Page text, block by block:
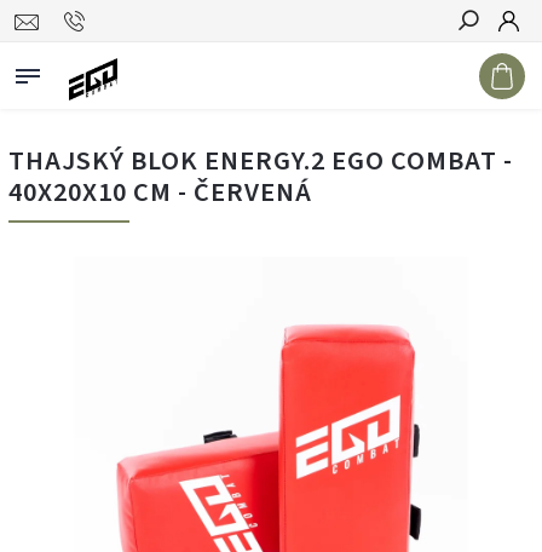
Hledat
THAJSKÝ BLOK ENERGY.2 EGO COMBAT -
40X20X10 CM - ČERVENÁ